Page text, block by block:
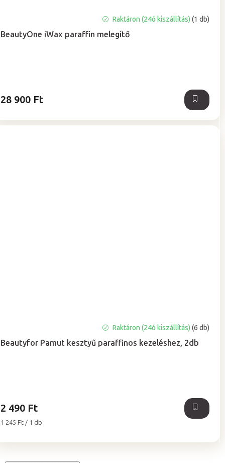
BeautyOne iWax paraffin melegítő
átlagos
Raktáron (24ó kiszállítás)(1 db)
28 900 Ft
Beautyfor Pamut kesztyű paraffinos kezeléshez, 2db
átlagos
Raktáron (24ó kiszállítás)(6 db)
2 490 Ft
Egységár:
1 245 Ft / 1 db